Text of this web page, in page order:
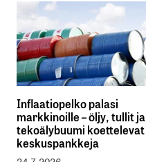
Inflaatiopelko palasi
markkinoille – öljy, tullit ja
tekoälybuumi koettelevat
keskuspankkeja